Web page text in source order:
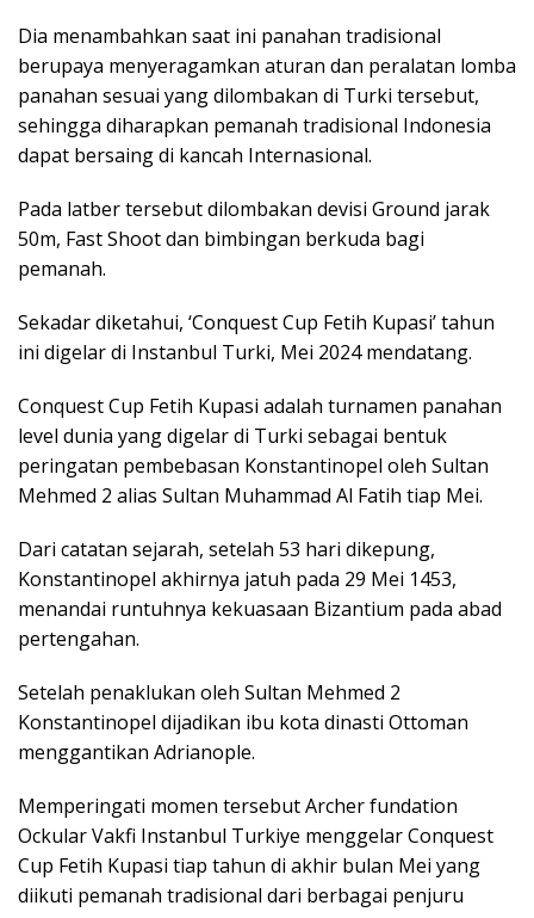
Dia menambahkan saat ini panahan tradisional
berupaya menyeragamkan aturan dan peralatan lomba
panahan sesuai yang dilombakan di Turki tersebut,
sehingga diharapkan pemanah tradisional Indonesia
dapat bersaing di kancah Internasional.
Pada latber tersebut dilombakan devisi Ground jarak
50m, Fast Shoot dan bimbingan berkuda bagi
pemanah.
Sekadar diketahui, ‘Conquest Cup Fetih Kupasi’ tahun
ini digelar di Instanbul Turki, Mei 2024 mendatang.
Conquest Cup Fetih Kupasi adalah turnamen panahan
level dunia yang digelar di Turki sebagai bentuk
peringatan pembebasan Konstantinopel oleh Sultan
Mehmed 2 alias Sultan Muhammad Al Fatih tiap Mei.
Dari catatan sejarah, setelah 53 hari dikepung,
Konstantinopel akhirnya jatuh pada 29 Mei 1453,
menandai runtuhnya kekuasaan Bizantium pada abad
pertengahan.
Setelah penaklukan oleh Sultan Mehmed 2
Konstantinopel dijadikan ibu kota dinasti Ottoman
menggantikan Adrianople.
Memperingati momen tersebut Archer fundation
Ockular Vakfi Instanbul Turkiye menggelar Conquest
Cup Fetih Kupasi tiap tahun di akhir bulan Mei yang
diikuti pemanah tradisional dari berbagai penjuru